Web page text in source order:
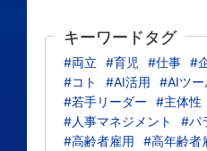
キーワードタグ
#両立 #育児 #仕事 #
#コト
#AI活用 #AIツー
#若手リーダー
#主体性
#人事マネジメント
#パ
#高齢者雇用
#高年齢者